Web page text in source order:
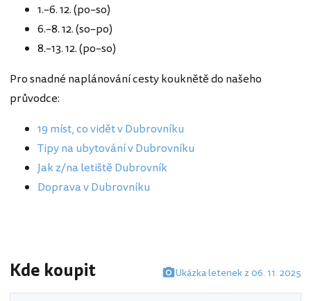
1.–6. 12. (po–so)
6.–8. 12. (so–po)
8.–13. 12. (po–so)
Pro snadné naplánování cesty kouknětě do našeho
průvodce:
19 míst, co vidět v Dubrovníku
Tipy na ubytování v Dubrovníku
Jak z/na letiště Dubrovník
Doprava v Dubrovníku
Kde koupit Ukázka letenek z 06. 11. 2025